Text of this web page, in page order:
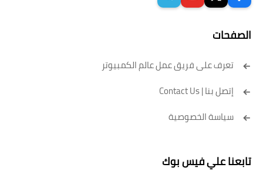
الصفحات
تعرف على فريق عمل عالم الكمبيوتر
إتصل بنا | Contact Us
سياسة الخصوصية
تابعنا علي فيس بوك